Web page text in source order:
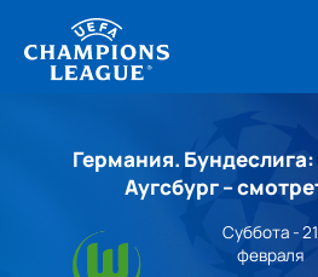
ОБЗОРЫ ЛЧ УЕФА
НОВОСТИ
Германия.
Аугсбург –
Суббота - 21
февраля